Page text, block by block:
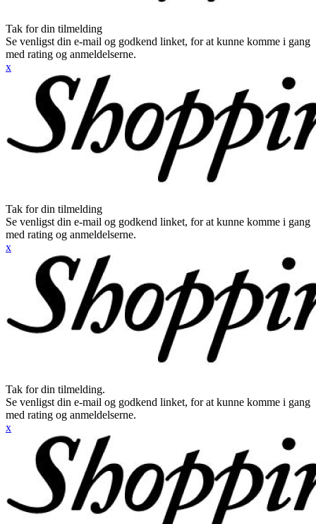
Tak for din tilmelding
Se venligst din e-mail og godkend linket, for at kunne komme i gang
med rating og anmeldelserne.
x
Tak for din tilmelding
Se venligst din e-mail og godkend linket, for at kunne komme i gang
med rating og anmeldelserne.
x
Tak for din tilmelding.
Se venligst din e-mail og godkend linket, for at kunne komme i gang
med rating og anmeldelserne.
x